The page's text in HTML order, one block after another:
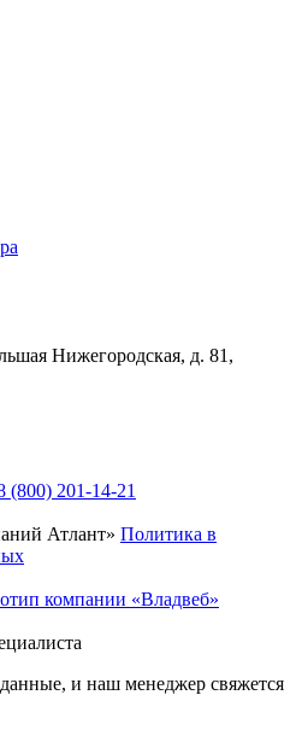
Нижегородская, д. 81,
(800) 201-14-21
Атлант» Политика в
и наш менеджер свяжется